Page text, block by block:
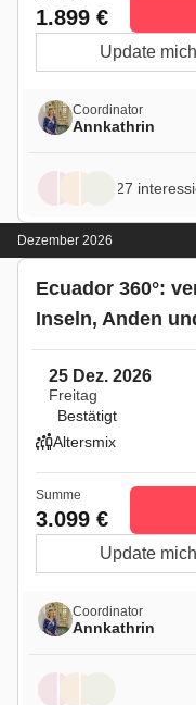
1.899 €
Update mich
Coordinator
Annkathrin
27
Dezember 2026
Ecuador 360°:
Inseln, Anden
25 Dez. 2026
Freitag
Bestätigt
Altersmix
Summe
3.099 €
Update mich
Coordinator
Annkathrin